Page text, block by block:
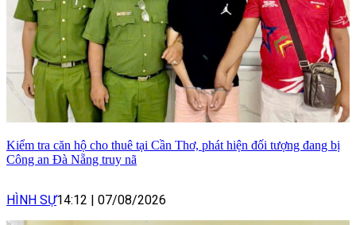
Kiểm tra căn hộ cho thuê tại Cần Thơ, phát hiện đối tượng đang bị
Công an Đà Nẵng truy nã
HÌNH SỰ14:12 | 07/08/2026